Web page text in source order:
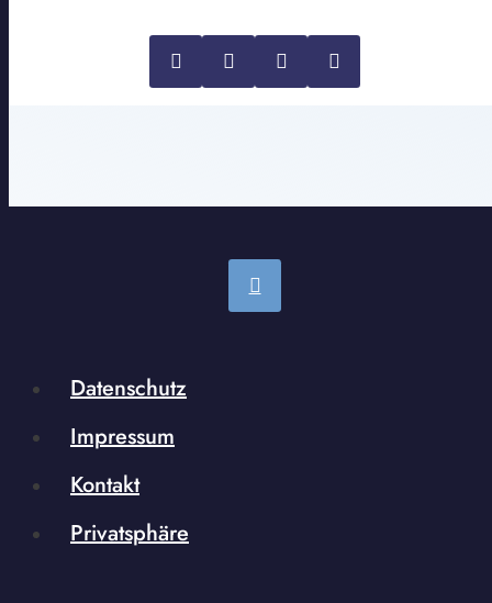
Datenschutz
Impressum
Kontakt
Privatsphäre